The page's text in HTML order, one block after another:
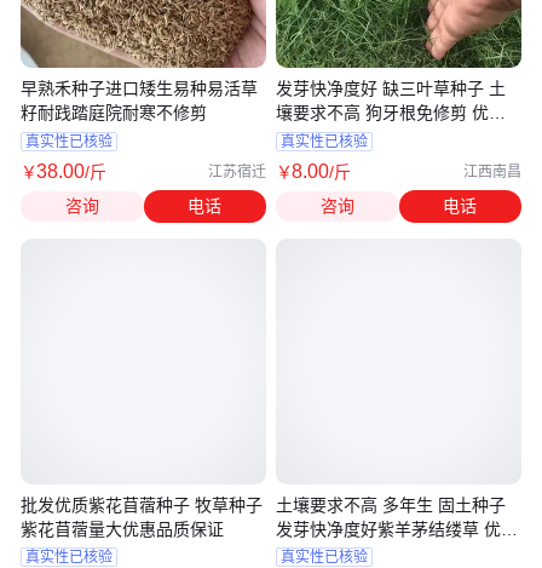
早熟禾种子进口矮生易种易活草
籽耐践踏庭院耐寒不修剪
真实性已核验
￥38.00/斤 江苏宿迁
咨询 电话
批发优质紫花苜蓿种子 牧草种子
紫花苜蓿量大优惠品质保证
真实性已核验
发芽快净度好 缺三叶草种子 土
壤要求不高 狗牙根免修剪 优质
货源
真实性已核验
￥8.00/斤 江西南昌
咨询 电话
土壤要求不高 多年生 固土种子
发芽快净度好紫羊茅结缕草 优质
货源
真实性已核验